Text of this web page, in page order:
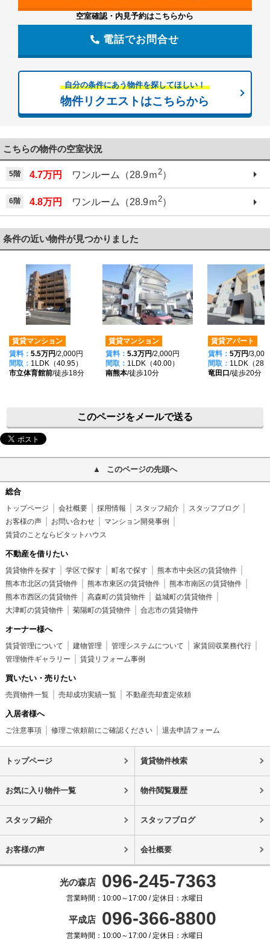
空室確認・内見予約はこちらから
電話でお問合せ
自分の条件にあう物件を探してほしい！
物件リクエストはこちらから
こちらの物件の空室状況
5階 4.7万円 ワンルーム（28.9ｍ2）
6階 4.8万円 ワンルーム（28.9ｍ2）
条件の近い物件が見つかりました
賃貸マンション
賃料： 5.5万円/2,000円
間取： 1LDK（40.95）
市立体育館前/徒歩18分
賃貸マンション
賃料： 5.3万円/2,000円
間取： 1LDK（40.00）
南熊本/徒歩10分
賃貸アパート
賃料： 5万円/3,000
間取： 1LDK（
竜田口/徒歩20分
このページをメールで送る
このページの先頭へ
総合
トップページ 会社概要 採用情報 スタッフ紹介
スタッフブログ
お客様の声
お問い合わせ
マンション開発事例
賃貸のことならピタットハウス
不動産を借りたい
賃貸物件を探す 学区で探す 町名で探す
熊本市中央区の賃貸物件
熊本市北区の賃貸物件
熊本市東区の賃貸物件
熊本市南区の賃貸物件
熊本市西区の賃貸物件
高森町の賃貸物件
益城町の賃貸物件
大津町の賃貸物件
菊陽町の賃貸物件 合志市の賃貸物件
オーナー様へ
賃貸管理について 建物管理 管理システムについて
家賃回収業務代行
管理物件ギャラリー
賃貸リフォーム事例
買いたい・売りたい
売買物件一覧 売却成功実績一覧 不動産売却査定依頼
入居者様へ
ご注意事項 修理ご依頼前にご確認ください 退去申請フォーム
トップページ 賃貸物件検索
お気に入り物件一覧 物件閲覧履歴
スタッフ紹介 スタッフブログ
お客様の声 会社概要
光の森店 096-245-7363
営業時間：10:00～17:00 / 定休日：水曜日
平成店 096-366-8800
営業時間：10:00～17:00 / 定休日：水曜日